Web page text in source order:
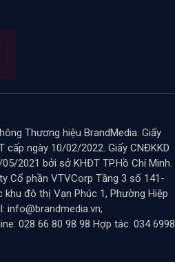
Thương hiệu BrandMedia. Giấy
cấp ngày 10/02/2022. Giấy CNĐKKD
2021 bởi sở KHĐT TP.Hồ Chí Minh.
Cổ phần VTVCorp Tầng 3 số 141-
khu đô thị Vạn Phúc 1, Phường Hiệp
info@brandmedia.vn;
028 66 80 98 98 Hợp tác: 034 6998